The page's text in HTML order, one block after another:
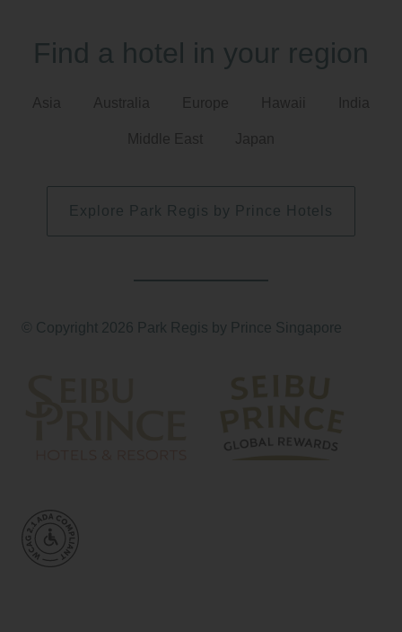
Find a hotel in your region
Asia Australia Europe Hawaii India
Middle East Japan
Explore Park Regis by Prince Hotels
© Copyright 2026 Park Regis by Prince Singapore